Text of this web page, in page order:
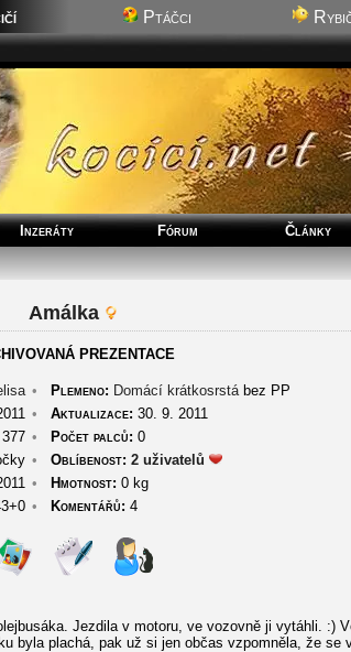
Ptáčci
Inzeráty Fórum Články
Amálka
PREZENTACE
• Plemeno: Domácí krátkosrstábez PP
• Aktualizace: 30. 9. 2011
377 • Počet palců: 0
• Oblíbenost: 2 uživatelů
• Hmotnost: 0 kg
• Komentářů: 4
Jezdila v motoru, ve vozovně ji vytáhli. :)
byla plachá, pak už si jen občas vzpomněla, že se